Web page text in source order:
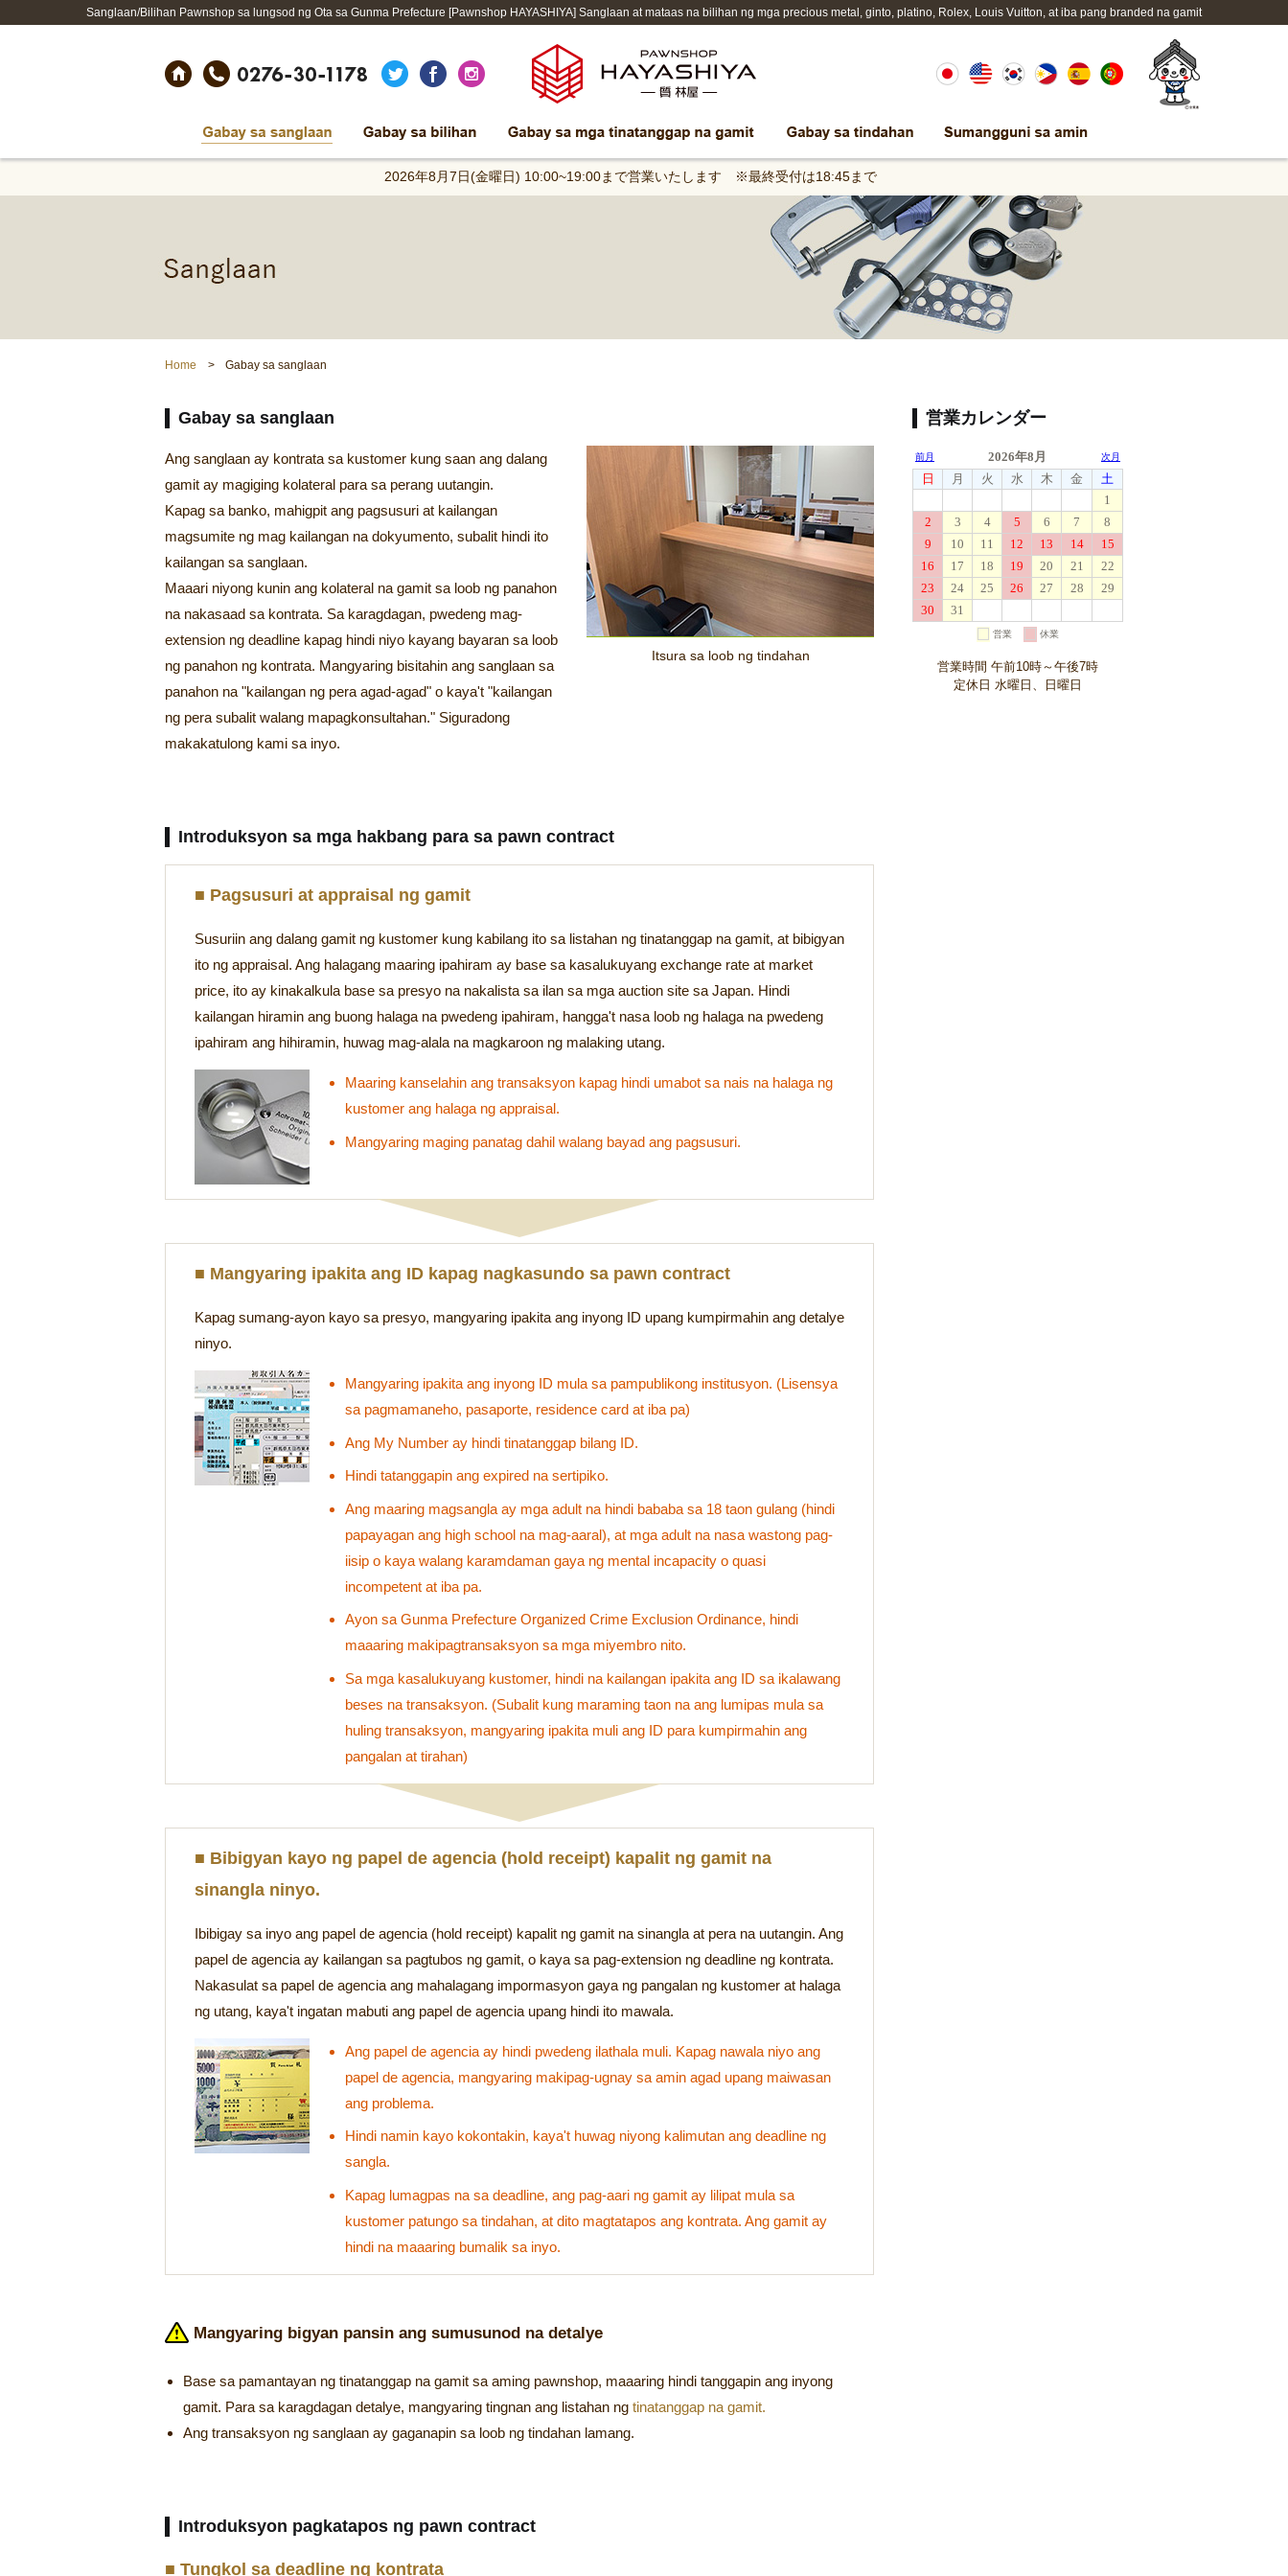
Sanglaan/Bilihan Pawnshop sa lungsod ng Ota sa Gunma Prefecture [Pawnshop HAYASHIYA] Sanglaan at mataas na bilihan ng mga precious metal, ginto, platino, Rolex, Louis Vuitton, at iba pang branded na gamit
2026年8月7日(金曜日) 10:00~19:00まで営業いたします ※最終受付は18:45まで
Home Gabay sa sanglaan
Gabay sa sanglaan
Itsura sa loob ng tindahan
Ang sanglaan ay kontrata sa kustomer kung saan ang dalang
gamit ay magiging kolateral para sa perang uutangin.
Kapag sa banko, mahigpit ang pagsusuri at kailangan
magsumite ng mag kailangan na dokyumento, subalit hindi ito
kailangan sa sanglaan.
Maaari niyong kunin ang kolateral na gamit sa loob ng panahon
na nakasaad sa kontrata. Sa karagdagan, pwedeng mag-
extension ng deadline kapag hindi niyo kayang bayaran sa loob
ng panahon ng kontrata. Mangyaring bisitahin ang sanglaan sa
panahon na "kailangan ng pera agad-agad" o kaya't "kailangan
ng pera subalit walang mapagkonsultahan." Siguradong
makakatulong kami sa inyo.
Introduksyon sa mga hakbang para sa pawn contract
■ Pagsusuri at appraisal ng gamit
Susuriin ang dalang gamit ng kustomer kung kabilang ito sa listahan ng tinatanggap na gamit, at bibigyan
ito ng appraisal. Ang halagang maaring ipahiram ay base sa kasalukuyang exchange rate at market
price, ito ay kinakalkula base sa presyo na nakalista sa ilan sa mga auction site sa Japan. Hindi
kailangan hiramin ang buong halaga na pwedeng ipahiram, hangga't nasa loob ng halaga na pwedeng
ipahiram ang hihiramin, huwag mag-alala na magkaroon ng malaking utang.
Maaring kanselahin ang transaksyon kapag hindi umabot sa nais na halaga ng
kustomer ang halaga ng appraisal.
Mangyaring maging panatag dahil walang bayad ang pagsusuri.
■ Mangyaring ipakita ang ID kapag nagkasundo sa pawn contract
Kapag sumang-ayon kayo sa presyo, mangyaring ipakita ang inyong ID upang kumpirmahin ang detalye
ninyo.
Mangyaring ipakita ang inyong ID mula sa pampublikong institusyon. (Lisensya
sa pagmamaneho, pasaporte, residence card at iba pa)
Ang My Number ay hindi tinatanggap bilang ID.
Hindi tatanggapin ang expired na sertipiko.
Ang maaring magsangla ay mga adult na hindi bababa sa 18 taon gulang (hindi
papayagan ang high school na mag-aaral), at mga adult na nasa wastong pag-
iisip o kaya walang karamdaman gaya ng mental incapacity o quasi
incompetent at iba pa.
Ayon sa Gunma Prefecture Organized Crime Exclusion Ordinance, hindi
maaaring makipagtransaksyon sa mga miyembro nito.
Sa mga kasalukuyang kustomer, hindi na kailangan ipakita ang ID sa ikalawang
beses na transaksyon. (Subalit kung maraming taon na ang lumipas mula sa
huling transaksyon, mangyaring ipakita muli ang ID para kumpirmahin ang
pangalan at tirahan)
■ Bibigyan kayo ng papel de agencia (hold receipt) kapalit ng gamit na
sinangla ninyo.
Ibibigay sa inyo ang papel de agencia (hold receipt) kapalit ng gamit na sinangla at pera na uutangin. Ang
papel de agencia ay kailangan sa pagtubos ng gamit, o kaya sa pag-extension ng deadline ng kontrata.
Nakasulat sa papel de agencia ang mahalagang impormasyon gaya ng pangalan ng kustomer at halaga
ng utang, kaya't ingatan mabuti ang papel de agencia upang hindi ito mawala.
Ang papel de agencia ay hindi pwedeng ilathala muli. Kapag nawala niyo ang
papel de agencia, mangyaring makipag-ugnay sa amin agad upang maiwasan
ang problema.
Hindi namin kayo kokontakin, kaya't huwag niyong kalimutan ang deadline ng
sangla.
Kapag lumagpas na sa deadline, ang pag-aari ng gamit ay lilipat mula sa
kustomer patungo sa tindahan, at dito magtatapos ang kontrata. Ang gamit ay
hindi na maaaring bumalik sa inyo.
Mangyaring bigyan pansin ang sumusunod na detalye
Base sa pamantayan ng tinatanggap na gamit sa aming pawnshop, maaaring hindi tanggapin ang inyong
gamit. Para sa karagdagan detalye, mangyaring tingnan ang listahan ng tinatanggap na gamit.
Ang transaksyon ng sanglaan ay gaganapin sa loob ng tindahan lamang.
Introduksyon pagkatapos ng pawn contract
■ Tungkol sa deadline ng kontrata
営業カレンダー
営業時間 午前10時～午後7時
定休日 水曜日、日曜日